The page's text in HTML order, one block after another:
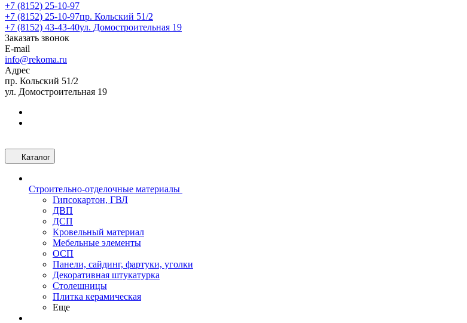
+7 (8152) 25-10-97
+7 (8152) 25-10-97пр. Кольский 51/2
+7 (8152) 43-43-40ул. Домостроительная 19
Заказать звонок
E-mail
info@rekoma.ru
Адрес
пр. Кольский 51/2
ул. Домостроительная 19
Каталог
Строительно-отделочные материалы
Гипсокартон, ГВЛ
ДВП
ДСП
Кровельный материал
Мебельные элементы
ОСП
Панели, сайдинг, фартуки, уголки
Декоративная штукатурка
Столешницы
Плитка керамическая
Еще